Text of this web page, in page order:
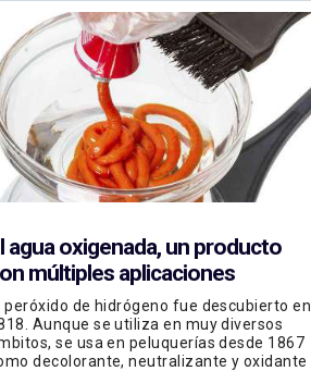
agua oxigenada, un producto
múltiples aplicaciones
peróxido de hidrógeno fue descubierto en
Aunque se utiliza en muy diversos
se usa en peluquerías desde 1867
decolorante, neutralizante y oxidante